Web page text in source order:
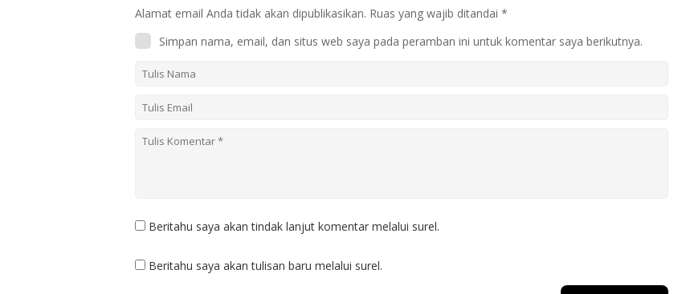
Alamat email Anda tidak akan dipublikasikan. Ruas yang wajib ditandai *
Simpan nama, email, dan situs web saya pada peramban ini untuk komentar saya berikutnya.
Beritahu saya akan tindak lanjut komentar melalui surel.
Beritahu saya akan tulisan baru melalui surel.